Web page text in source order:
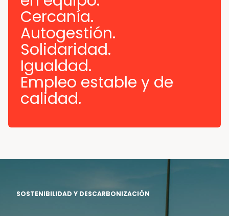
Cercanía.
Autogestión.
Solidaridad.
Igualdad.
Empleo estable y de
calidad.
SOSTENIBILIDAD Y DESCARBONIZACIÓN